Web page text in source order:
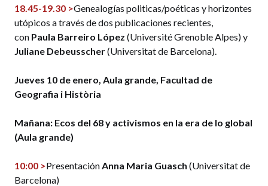
18.45-19.30 >Genealogías politicas/poéticas y horizontes
utópicos a través de dos publicaciones recientes,
con Paula Barreiro López (Université Grenoble Alpes) y
Juliane Debeusscher(Universitat de Barcelona).
Jueves 10 de enero, Aula grande, Facultad de
Geografia i Història
Mañana: Ecos del 68 y activismos en la era de lo global
(Aula grande)
10:00 >PresentaciónAnna Maria Guasch (Universitat de
Barcelona)